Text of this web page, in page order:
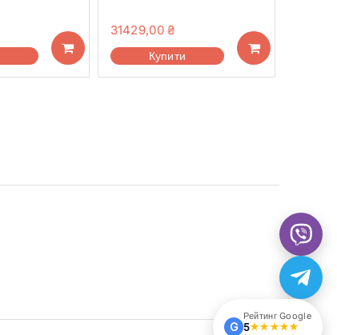
31429,00₴
Купити
G
Рейтинг Google
5★★★★★